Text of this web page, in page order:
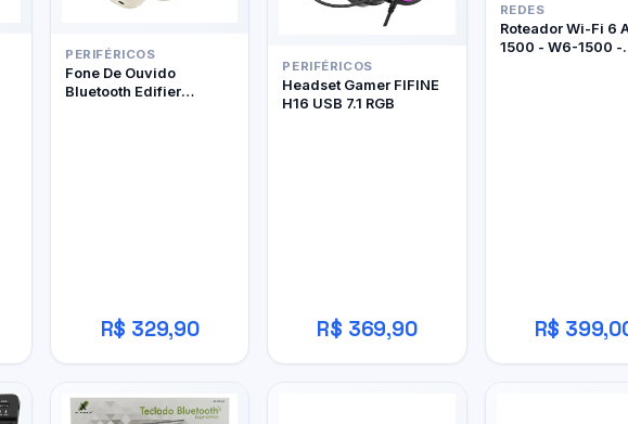
PERIFÉRICOS
Fone De Ouvido
Bluetooth Edifier
R$ 329,90
PERIFÉRICOS
Headset Gamer FIFINE
H16 USB 7.1 RGB
R$ 369,90
REDES
Roteador Wi-Fi 6
1500 - W6-1500 -
R$